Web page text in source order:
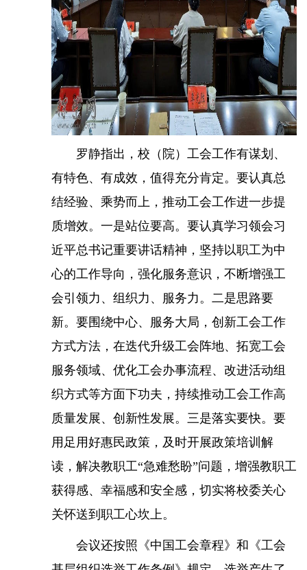
罗静指出，校（院）工会工作有谋划、
有特色、有成效，值得充分肯定。要认真总
结经验、乘势而上，推动工会工作进一步提
质增效。一是站位要高。要认真学习领会习
近平总书记重要讲话精神，坚持以职工为中
心的工作导向，强化服务意识，不断增强工
会引领力、组织力、服务力。二是思路要
新。要围绕中心、服务大局，创新工会工作
方式方法，在迭代升级工会阵地、拓宽工会
服务领域、优化工会办事流程、改进活动组
织方式等方面下功夫，持续推动工会工作高
质量发展、创新性发展。三是落实要快。要
用足用好惠民政策，及时开展政策培训解
读，解决教职工“急难愁盼”问题，增强教职工
获得感、幸福感和安全感，切实将校委关心
关怀送到职工心坎上。
会议还按照《中国工会章程》和《工会